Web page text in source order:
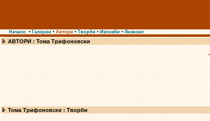
Начало • Галерии • Автори • Творби • Изложби • Линкове
АВТОРИ : Тома Трифоновски
Тома Трифоновски : Творби